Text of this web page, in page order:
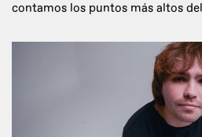
contamos los puntos más altos